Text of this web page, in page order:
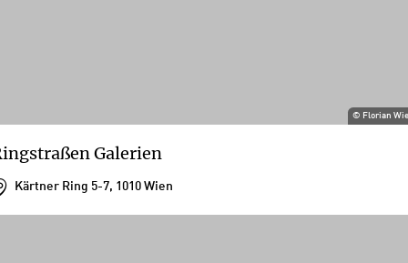
© Florian
Galerien
Kärtner Ring 5-7, 1010 Wien